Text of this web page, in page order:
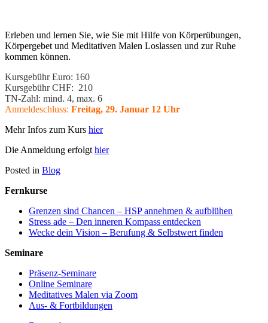
Erleben und lernen Sie, wie Sie mit Hilfe von Körperübungen,
Körpergebet und Meditativen Malen Loslassen und zur Ruhe
kommen können.
Kursgebühr Euro: 160
Kursgebühr CHF: 210
TN-Zahl: mind. 4, max. 6
Anmeldeschluss: Freitag, 29. Januar 12 Uhr
Mehr Infos zum Kurs hier
Die Anmeldung erfolgt hier
Posted in Blog
Fernkurse
Grenzen sind Chancen – HSP annehmen & aufblühen
Stress ade – Den inneren Kompass entdecken
Wecke dein Vision – Berufung & Selbstwert finden
Seminare
Präsenz-Seminare
Online Seminare
Meditatives Malen via Zoom
Aus- & Fortbildungen